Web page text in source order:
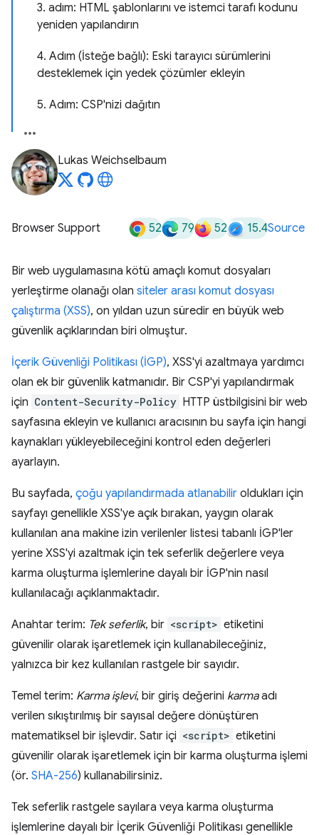
3. adım: HTML şablonlarını ve istemci tarafı kodunu
yeniden yapılandırın
4. Adım (İsteğe bağlı): Eski tarayıcı sürümlerini
desteklemek için yedek çözümler ekleyin
5. Adım: CSP'nizi dağıtın
Lukas Weichselbaum
Browser Support 52 79 52 15.4Source
Bir web uygulamasına kötü amaçlı komut dosyaları
yerleştirme olanağı olan siteler arası komut dosyası
çalıştırma (XSS), on yıldan uzun süredir en büyük web
güvenlik açıklarından biri olmuştur.
İçerik Güvenliği Politikası (İGP), XSS'yi azaltmaya yardımcı
olan ek bir güvenlik katmanıdır. Bir CSP'yi yapılandırmak
için Content-Security-Policy HTTP üstbilgisini bir web
sayfasına ekleyin ve kullanıcı aracısının bu sayfa için hangi
kaynakları yükleyebileceğini kontrol eden değerleri
ayarlayın.
Bu sayfada, çoğu yapılandırmada atlanabilir oldukları için
sayfayı genellikle XSS'ye açık bırakan, yaygın olarak
kullanılan ana makine izin verilenler listesi tabanlı İGP'ler
yerine XSS'yi azaltmak için tek seferlik değerlere veya
karma oluşturma işlemlerine dayalı bir İGP'nin nasıl
kullanılacağı açıklanmaktadır.
Anahtar terim: Tek seferlik, bir <script> etiketini
güvenilir olarak işaretlemek için kullanabileceğiniz,
yalnızca bir kez kullanılan rastgele bir sayıdır.
Temel terim: Karma işlevi, bir giriş değerini karmaadı
verilen sıkıştırılmış bir sayısal değere dönüştüren
matematiksel bir işlevdir. Satır içi <script> etiketini
güvenilir olarak işaretlemek için bir karma oluşturma işlemi
(ör. SHA-256) kullanabilirsiniz.
Tek seferlik rastgele sayılara veya karma oluşturma
işlemlerine dayalı bir İçerik Güvenliği Politikası genellikle